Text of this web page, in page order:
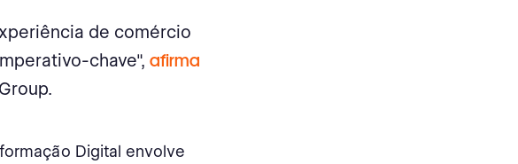
de comércio
chave", afirma
Digital envolve